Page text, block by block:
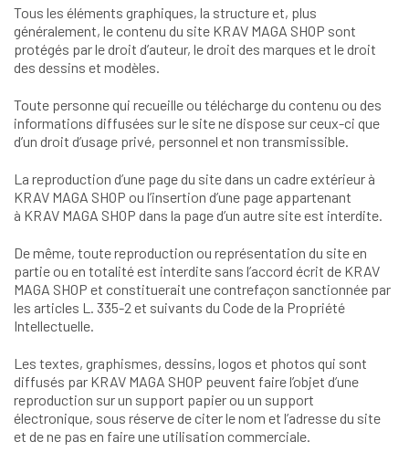
Tous les éléments graphiques, la structure et, plus
généralement, le contenu du site KRAV MAGA SHOP sont
protégés par le droit d’auteur, le droit des marques et le droit
des dessins et modèles.
Toute personne qui recueille ou télécharge du contenu ou des
informations diffusées sur le site ne dispose sur ceux-ci que
d’un droit d’usage privé, personnel et non transmissible.
La reproduction d’une page du site dans un cadre extérieur à
KRAV MAGA SHOP ou l’insertion d’une page appartenant
à KRAV MAGA SHOP dans la page d’un autre site est interdite.
De même, toute reproduction ou représentation du site en
partie ou en totalité est interdite sans l’accord écrit de KRAV
MAGA SHOP et constituerait une contrefaçon sanctionnée par
les articles L. 335-2 et suivants du Code de la Propriété
Intellectuelle.
Les textes, graphismes, dessins, logos et photos qui sont
diffusés par KRAV MAGA SHOP peuvent faire l’objet d’une
reproduction sur un support papier ou un support
électronique, sous réserve de citer le nom et l’adresse du site
et de ne pas en faire une utilisation commerciale.